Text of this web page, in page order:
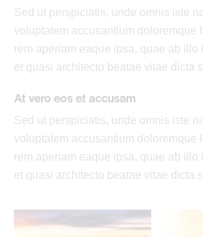
Sed ut perspiciatis, unde omnis iste
voluptatem accusantium doloremque
rem aperiam eaque ipsa, quae ab illo
et quasi architecto beatae vitae dicta
At vero eos et accusam
Sed ut perspiciatis, unde omnis iste
voluptatem accusantium doloremque
rem aperiam eaque ipsa, quae ab illo
et quasi architecto beatae vitae dicta